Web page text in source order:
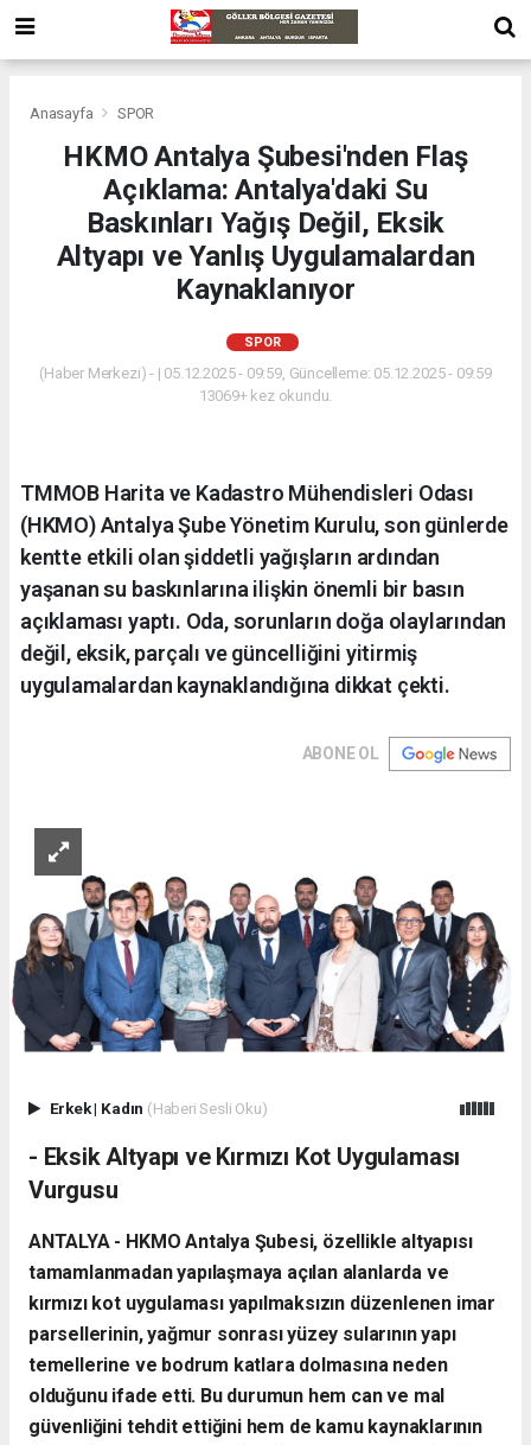
Anasayfa SPOR
HKMO Antalya Şubesi'nden Flaş
Açıklama: Antalya'daki Su
Baskınları Yağış Değil, Eksik
Altyapı ve Yanlış Uygulamalardan
Kaynaklanıyor
SPOR
(Haber Merkezi) - | 05.12.2025 - 09:59, Güncelleme: 05.12.2025 - 09:59
13069+ kez okundu.
​TMMOB Harita ve Kadastro Mühendisleri Odası
(HKMO) Antalya Şube Yönetim Kurulu, son günlerde
kentte etkili olan şiddetli yağışların ardından
yaşanan su baskınlarına ilişkin önemli bir basın
açıklaması yaptı. Oda, sorunların doğa olaylarından
değil, eksik, parçalı ve güncelliğini yitirmiş
uygulamalardan kaynaklandığına dikkat çekti.
ABONE OL
Erkek| Kadın (Haberi Sesli Oku)
- ​Eksik Altyapı ve Kırmızı Kot Uygulaması
Vurgusu
ANTALYA - ​HKMO Antalya Şubesi, özellikle altyapısı
tamamlanmadan yapılaşmaya açılan alanlarda ve
kırmızı kot uygulaması yapılmaksızın düzenlenen imar
parsellerinin, yağmur sonrası yüzey sularının yapı
temellerine ve bodrum katlara dolmasına neden
olduğunu ifade etti. Bu durumun hem can ve mal
güvenliğini tehdit ettiğini hem de kamu kaynaklarının